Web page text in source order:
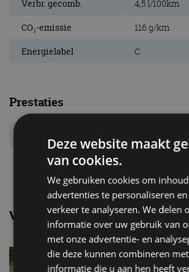
Verbr. gecomb. 4,5 l/100km
CO₂-emissie 116 g/km
Energielabel C
Prestaties
Topsnelheid
Vergelijkbare uitvoeringen
Audi A6 avant45
Deze website maakt
van cookies.
We gebruiken cookies om
advertenties te personaliseren
verkeer te analyseren. We delen
informatie over uw gebruik van
met onze advertentie- en
die deze kunnen combineren
informatie die u aan hen heeft